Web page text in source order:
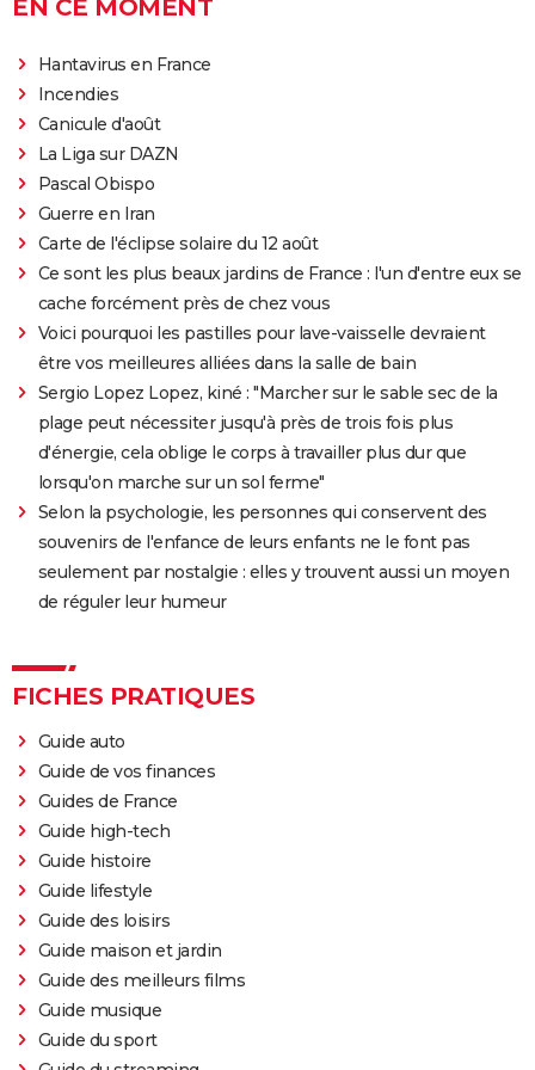
EN CE MOMENT
Hantavirus en France
Incendies
Canicule d'août
La Liga sur DAZN
Pascal Obispo
Guerre en Iran
Carte de l'éclipse solaire du 12 août
Ce sont les plus beaux jardins de France : l'un d'entre eux se
cache forcément près de chez vous
Voici pourquoi les pastilles pour lave-vaisselle devraient
être vos meilleures alliées dans la salle de bain
Sergio Lopez Lopez, kiné : "Marcher sur le sable sec de la
plage peut nécessiter jusqu'à près de trois fois plus
d'énergie, cela oblige le corps à travailler plus dur que
lorsqu'on marche sur un sol ferme"
Selon la psychologie, les personnes qui conservent des
souvenirs de l'enfance de leurs enfants ne le font pas
seulement par nostalgie : elles y trouvent aussi un moyen
de réguler leur humeur
FICHES PRATIQUES
Guide auto
Guide de vos finances
Guides de France
Guide high-tech
Guide histoire
Guide lifestyle
Guide des loisirs
Guide maison et jardin
Guide des meilleurs films
Guide musique
Guide du sport